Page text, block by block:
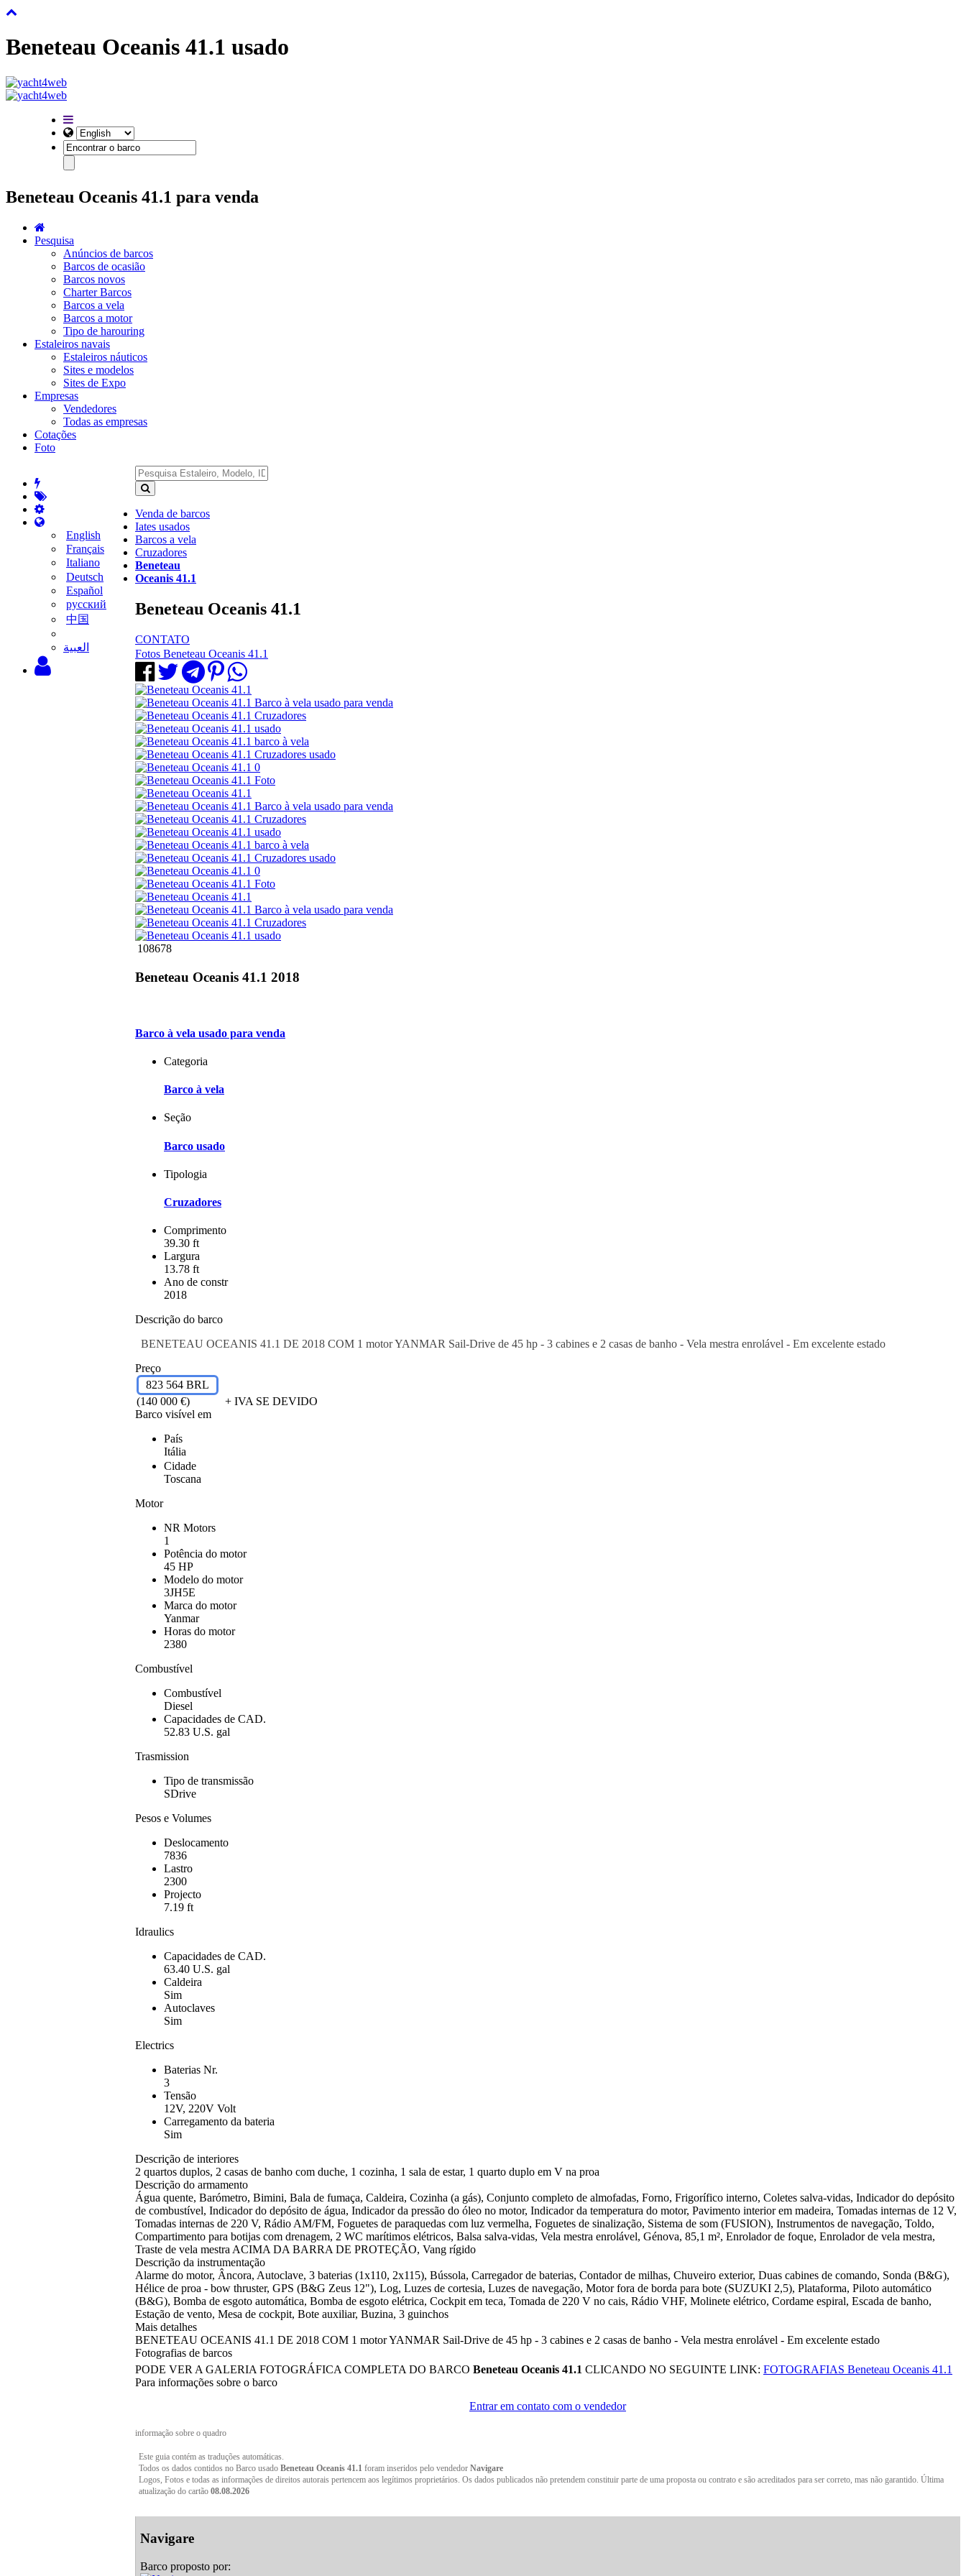
Beneteau Oceanis 41.1 usado
Beneteau Oceanis 41.1 para venda
Pesquisa
Anúncios de barcos
Barcos de ocasião
Barcos novos
Charter Barcos
Barcos a vela
Barcos a motor
Tipo de harouring
Estaleiros navais
Estaleiros náuticos
Sites e modelos
Sites de Expo
Empresas
Vendedores
Todas as empresas
Cotações
Foto
English
Français
Italiano
Deutsch
Español
русский
中国
‫العبية
Venda de barcos
Iates usados
Barcos a vela
Cruzadores
Beneteau
Oceanis 41.1
Beneteau Oceanis 41.1
CONTATO
Fotos Beneteau Oceanis 41.1
108678
Beneteau Oceanis 41.1 2018
Barco à vela usado para venda
Categoria
Barco à vela
Seção
Barco usado
Tipologia
Cruzadores
Comprimento
39.30 ft
Largura
13.78 ft
Ano de constr
2018
Descrição do barco
BENETEAU OCEANIS 41.1 DE 2018 COM 1 motor YANMAR Sail-Drive de 45 hp - 3 cabines e 2 casas de banho - Vela mestra enrolável - Em excelente estado
Preço
823 564 BRL
(140 000 €)
+ IVA SE DEVIDO
Barco visível em
País
Itália
Cidade
Toscana
Motor
NR Motors
1
Potência do motor
45 HP
Modelo do motor
3JH5E
Marca do motor
Yanmar
Horas do motor
2380
Combustível
Combustível
Diesel
Capacidades de CAD.
52.83 U.S. gal
Trasmission
Tipo de transmissão
SDrive
Pesos e Volumes
Deslocamento
7836
Lastro
2300
Projecto
7.19 ft
Idraulics
Capacidades de CAD.
63.40 U.S. gal
Caldeira
Sim
Autoclaves
Sim
Electrics
Baterias Nr.
3
Tensão
12V, 220V Volt
Carregamento da bateria
Sim
Descrição de interiores
2 quartos duplos, 2 casas de banho com duche, 1 cozinha, 1 sala de estar, 1 quarto duplo em V na proa
Descrição do armamento
Água quente, Barómetro, Bimini, Bala de fumaça, Caldeira, Cozinha (a gás), Conjunto completo de almofadas, Forno, Frigorífico interno, Coletes salva-vidas, Indicador do depósito
de combustível, Indicador do depósito de água, Indicador da pressão do óleo no motor, Indicador da temperatura do motor, Pavimento interior em madeira, Tomadas internas de 12 V,
Tomadas internas de 220 V, Rádio AM/FM, Foguetes de paraquedas com luz vermelha, Foguetes de sinalização, Sistema de som (FUSION), Instrumentos de navegação, Toldo,
Compartimento para botijas com drenagem, 2 WC marítimos elétricos, Balsa salva-vidas, Vela mestra enrolável, Génova, 85,1 m², Enrolador de foque, Enrolador de vela mestra,
Traste de vela mestra ACIMA DA BARRA DE PROTEÇÃO, Vang rígido
Descrição da instrumentação
Alarme do motor, Âncora, Autoclave, 3 baterias (1x110, 2x115), Bússola, Carregador de baterias, Contador de milhas, Chuveiro exterior, Duas cabines de comando, Sonda (B&G),
Hélice de proa - bow thruster, GPS (B&G Zeus 12"), Log, Luzes de cortesia, Luzes de navegação, Motor fora de borda para bote (SUZUKI 2,5), Plataforma, Piloto automático
(B&G), Bomba de esgoto automática, Bomba de esgoto elétrica, Cockpit em teca, Tomada de 220 V no cais, Rádio VHF, Molinete elétrico, Cordame espiral, Escada de banho,
Estação de vento, Mesa de cockpit, Bote auxiliar, Buzina, 3 guinchos
Mais detalhes
BENETEAU OCEANIS 41.1 DE 2018 COM 1 motor YANMAR Sail-Drive de 45 hp - 3 cabines e 2 casas de banho - Vela mestra enrolável - Em excelente estado
Fotografias de barcos
PODE VER A GALERIA FOTOGRÁFICA COMPLETA DO BARCO Beneteau Oceanis 41.1 CLICANDO NO SEGUINTE LINK: FOTOGRAFIAS Beneteau Oceanis 41.1
Para informações sobre o barco
Entrar em contato com o vendedor
informação sobre o quadro
Este guia contém as traduções automáticas.
Todos os dados contidos no Barco usado Beneteau Oceanis 41.1 foram inseridos pelo vendedor Navigare
Logos, Fotos e todas as informações de direitos autorais pertencem aos legítimos proprietários. Os dados publicados não pretendem constituir parte de uma proposta ou contrato e são acreditados para ser correto, mas não garantido. Última
atualização do cartão 08.08.2026
Navigare
Barco proposto por: